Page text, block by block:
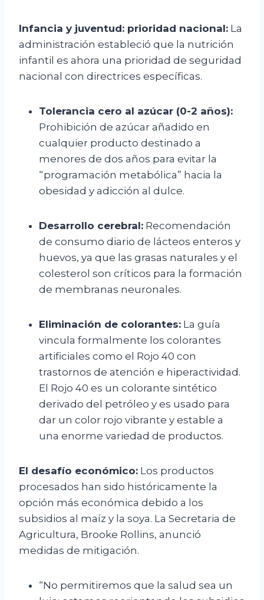
Infancia y juventud: prioridad nacional: La
administración estableció que la nutrición
infantil es ahora una prioridad de seguridad
nacional con directrices específicas.
Tolerancia cero al azúcar (0-2 años):
Prohibición de azúcar añadido en
cualquier producto destinado a
menores de dos años para evitar la
“programación metabólica” hacia la
obesidad y adicción al dulce.
Desarrollo cerebral: Recomendación
de consumo diario de lácteos enteros y
huevos, ya que las grasas naturales y el
colesterol son críticos para la formación
de membranas neuronales.
Eliminación de colorantes: La guía
vincula formalmente los colorantes
artificiales como el Rojo 40 con
trastornos de atención e hiperactividad.
El Rojo 40 es un colorante sintético
derivado del petróleo y es usado para
dar un color rojo vibrante y estable a
una enorme variedad de productos.
El desafío económico: Los productos
procesados han sido históricamente la
opción más económica debido a los
subsidios al maíz y la soya. La Secretaria de
Agricultura, Brooke Rollins, anunció
medidas de mitigación.
“No permitiremos que la salud sea un